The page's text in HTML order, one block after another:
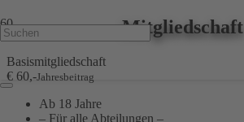
Mitgliedschaft
Basismitgliedschaft
€ 60,-Jahresbeitrag
Ab 18 Jahre
– Für alle Abteilungen –